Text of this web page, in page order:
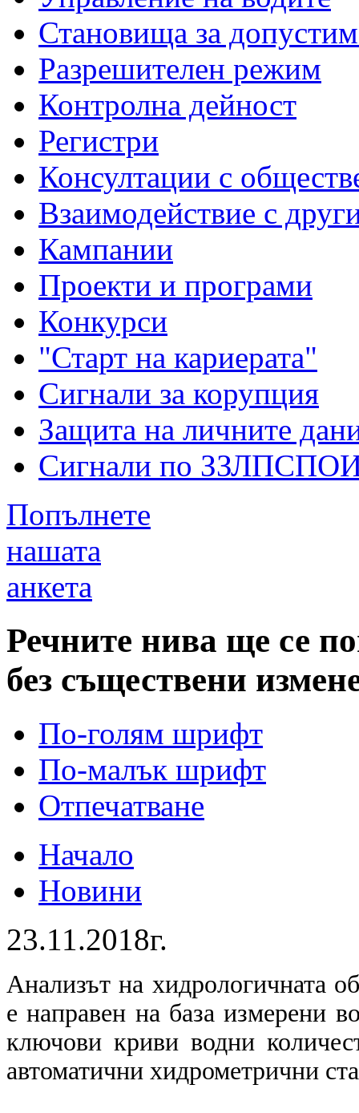
Становища за
Разрешителен режим
Контролна дейност
Регистри
Консултации с
Взаимодействие с
Кампании
Проекти и програми
Конкурси
"Старт на кариерата"
Сигнали за корупция
Защита на личните
Сигнали по
Попълнете
нашата
анкета
Речните нива ще се
без съществени
По-голям шрифт
По-малък шрифт
Отпечатване
Начало
Новини
23.11.2018г.
Анализът на хидрологичната
е направен на база измерени
ключови криви водни
автоматични хидрометрични